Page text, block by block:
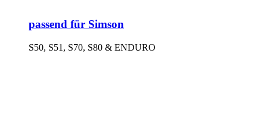
passend für Simson
S50, S51, S70, S80 & ENDURO